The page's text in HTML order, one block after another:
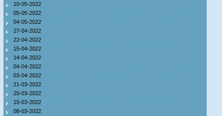
10-05-2022
05-05-2022
04-05-2022
27-04-2022
22-04-2022
15-04-2022
14-04-2022
04-04-2022
03-04-2022
21-03-2022
20-03-2022
15-03-2022
08-03-2022